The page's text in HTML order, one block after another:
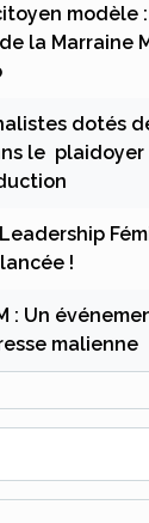
modèle
la Marraine
dotés
le
!
: Un
malienne